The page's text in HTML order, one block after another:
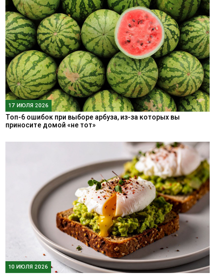
17 ИЮЛЯ 2026
Топ-6 ошибок при выборе арбуза, из-за которых вы
приносите домой «не тот»
10 ИЮЛЯ 2026